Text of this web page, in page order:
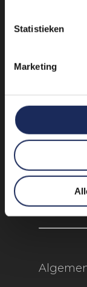
Statistieken
Marketing
leuker.
+31